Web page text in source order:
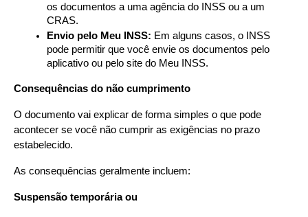
os documentos a uma agência do INSS ou a um
CRAS.
Envio pelo Meu INSS: Em alguns casos, o INSS
pode permitir que você envie os documentos pelo
aplicativo ou pelo site do Meu INSS.
Consequências do não cumprimento
O documento vai explicar de forma simples o que pode
acontecer se você não cumprir as exigências no prazo
estabelecido.
As consequências geralmente incluem:
Suspensão temporária ou